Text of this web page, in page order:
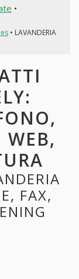
•
• LAVANDERIA
FAX,